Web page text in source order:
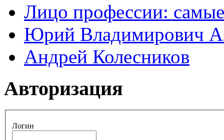
Лицо профессии:
Юрий Владимирович
Андрей Колесников
Авторизация
Логин